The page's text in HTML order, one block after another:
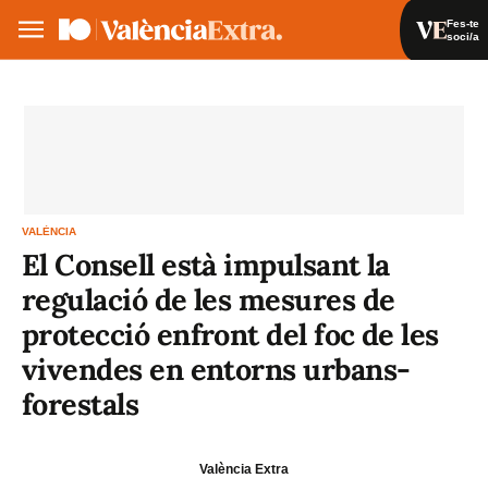
Fes-te
soci/a
VALÈNCIA
El Consell està impulsant la
regulació de les mesures de
protecció enfront del foc de les
vivendes en entorns urbans-
forestals
València Extra